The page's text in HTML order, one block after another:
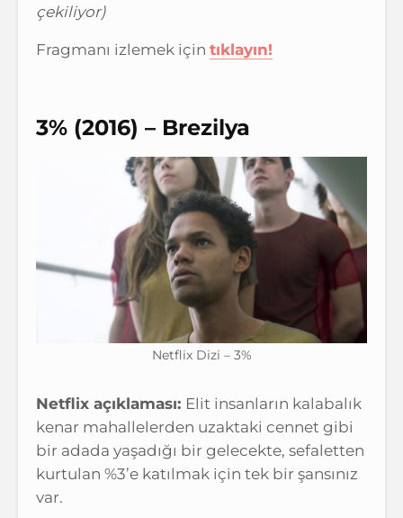
çekiliyor)
Fragmanı izlemek için tıklayın!
3% (2016) – Brezilya
Netflix Dizi – 3%
Netflix açıklaması: Elit insanların kalabalık
kenar mahallelerden uzaktaki cennet gibi
bir adada yaşadığı bir gelecekte, sefaletten
kurtulan %3’e katılmak için tek bir şansınız
var.